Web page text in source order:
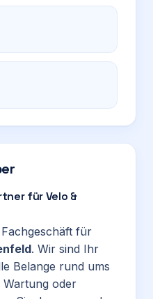
für Velo &
für
. Wir sind Ihr
Belange rund ums
Wartung oder